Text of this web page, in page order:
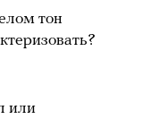
тон
или